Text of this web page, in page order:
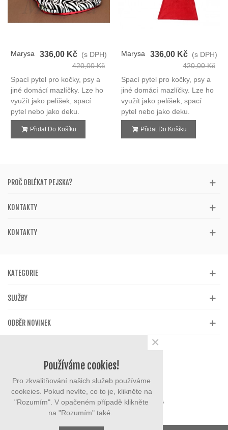
Marysa
3v1
336,00 Kč (s DPH)
420,00 Kč
Spací pytel pro kočky, psy a
jiné domácí mazlíčky. Lze ho
využít jako pelíšek, spací
pytel nebo jako deku.
Přidat Do Košíku
Marysa
3v1
336,00 Kč (s DPH)
420,00 Kč
Spací pytel pro kočky, psy a
jiné domácí mazlíčky. Lze ho
využít jako pelíšek, spací
pytel nebo jako deku.
Přidat Do Košíku
PROČ OBLÉKAT PEJSKA?
KONTAKTY
KONTAKTY
KATEGORIE
SLUŽBY
ODBĚR NOVINEK
Používáme cookies!
Pro zkvalitňování našich služeb používáme
cookeies. Pokud nevíte, co to je, klikněte na
"Rozumím". V opačeném případě klikněte
na "Rozumím" také.
×